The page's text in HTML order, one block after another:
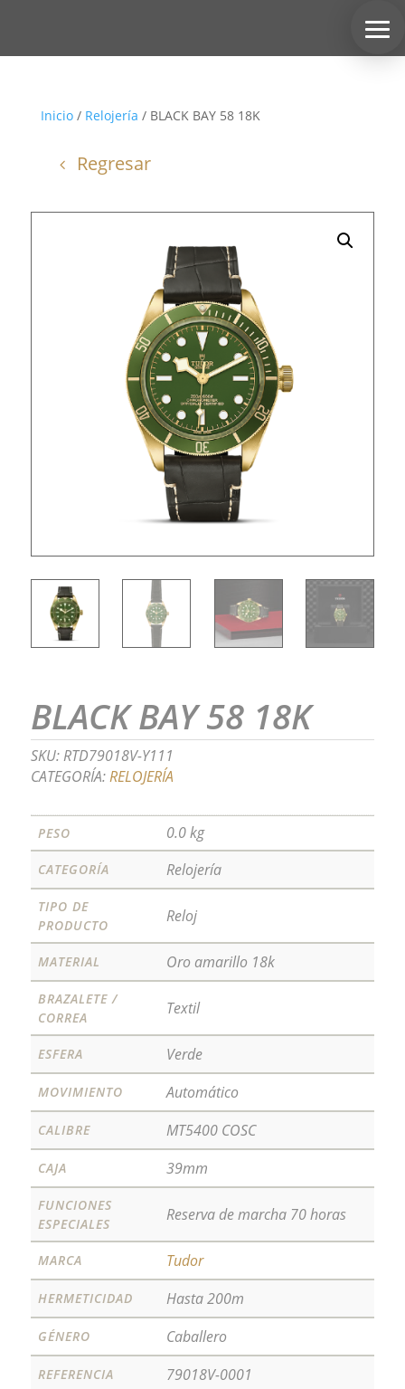
Inicio/ Relojería / BLACK BAY 58 18K
Regresar
BLACK BAY 58 18K
SKU:RTD79018V-Y111
CATEGORÍA:RELOJERÍA
PESO 0.0 kg
CATEGORÍA Relojería
TIPO DE
PRODUCTO
Reloj
MATERIAL Oro amarillo 18k
BRAZALETE /
CORREA
Textil
ESFERA Verde
MOVIMIENTO Automático
CALIBRE MT5400 COSC
CAJA 39mm
FUNCIONES
ESPECIALES
Reserva de marcha 70 horas
MARCA Tudor
HERMETICIDAD Hasta 200m
GÉNERO Caballero
REFERENCIA 79018V-0001